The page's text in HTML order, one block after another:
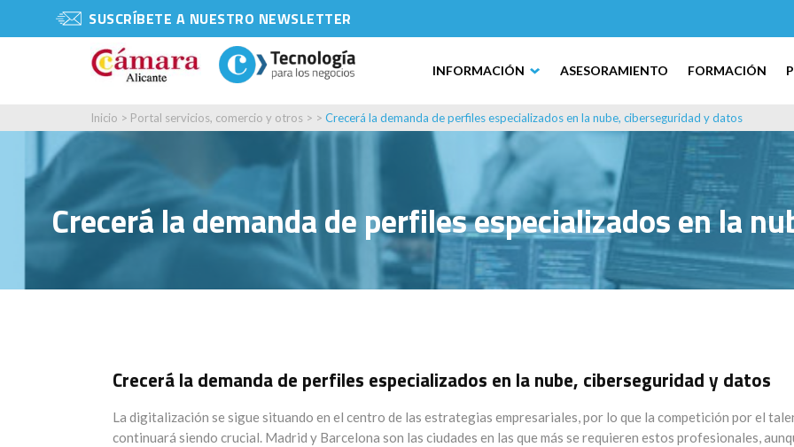
SUSCRÍBETE A NUESTRO NEWSLETTER
INFORMACIÓN ASESORAMIENTO FORMACIÓN
Inicio > Portal servicios, comercio y otros > > Crecerá la demanda de perfiles especializados en la nube, ciberseguridad y datos
Crecerá la demanda de perfiles especializados en la
Crecerá la demanda de perfiles especializados en la nube, ciberseguridad y datos
La digitalización se sigue situando en el centro de las estrategias empresariales, por lo que la competición por el
continuará siendo crucial. Madrid y Barcelona son las ciudades en las que más se requieren estos profesionales,